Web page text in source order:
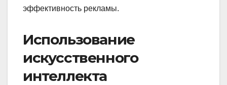
эффективность рекламы.
Использование
искусственного
интеллекта